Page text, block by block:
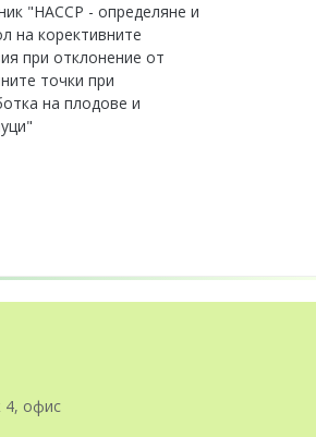
"HАCCP - определяне и
на корективните
при отклонение от
точки при
на плодове и
4, офис